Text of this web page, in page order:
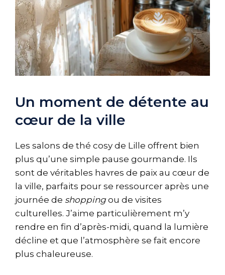
Un moment de détente au
cœur de la ville
Les salons de thé cosy de Lille offrent bien
plus qu’une simple pause gourmande. Ils
sont de véritables havres de paix au cœur de
la ville, parfaits pour se ressourcer après une
journée de shopping ou de visites
culturelles. J’aime particulièrement m’y
rendre en fin d’après-midi, quand la lumière
décline et que l’atmosphère se fait encore
plus chaleureuse.